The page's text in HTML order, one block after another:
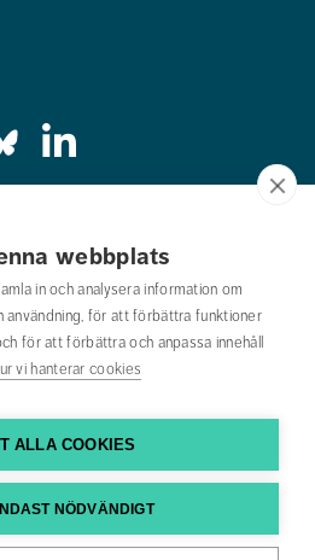
webbplats
in och analysera information om
för att förbättra funktioner
för att förbättra och anpassa innehåll
vi hanterar cookies
ALLA COOKIES
NÖDVÄNDIGT